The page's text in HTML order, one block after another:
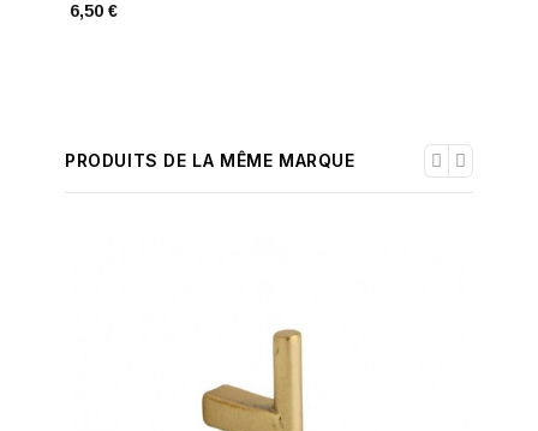
6,50 €
PRODUITS DE LA MÊME MARQUE